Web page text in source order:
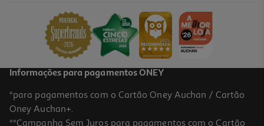
12,99 €
Informações para pagamentos ONEY
*para pagamentos com o Cartão Oney Auchan / Cartão
Oney Auchan+.
**Campanha Sem Juros para pagamentos com o Cartão